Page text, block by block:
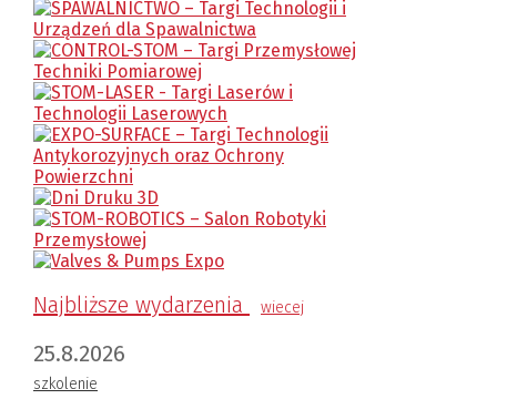
Najbliższe wydarzenia wiecej
25.8.2026
szkolenie